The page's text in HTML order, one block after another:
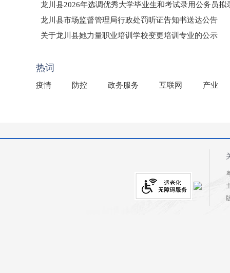
龙川县2026年选调优秀大学毕业生和考试录用公务员拟
龙川县市场监督管理局行政处罚听证告知书送达公告
（龙市监罚送告〔2026〕71号）
关于龙川县她力量职业培训学校变更培训专业的公示
热词
疫情 防控 政务服务 互联网 产业